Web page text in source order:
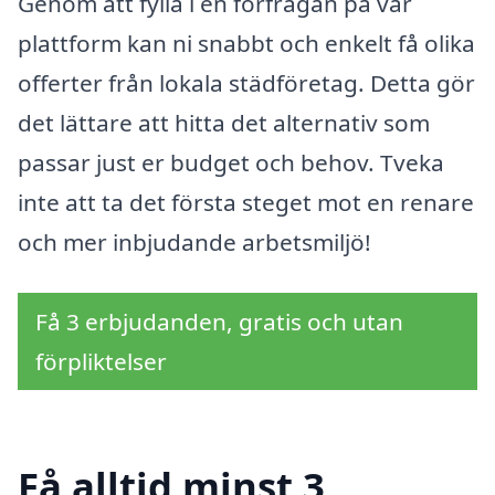
plattform kan ni snabbt och enkelt få olika
offerter från lokala städföretag. Detta gör
det lättare att hitta det alternativ som
passar just er budget och behov. Tveka
inte att ta det första steget mot en renare
och mer inbjudande arbetsmiljö!
Få 3 erbjudanden, gratis och utan
förpliktelser